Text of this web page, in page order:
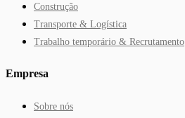
Construção
Transporte & Logística
Trabalho temporário & Recrutamento
Empresa
Sobre nós